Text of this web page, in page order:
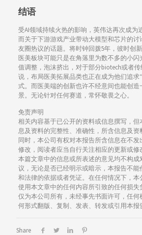
结语
受AI领域持续火热的影响，英伟达再次成为
而关于下游游戏产业带动大模型和芯片的讨
友圈热议的话题。将时钟回拨5年，彼时创
医美板块可能只是在角落里为数不多的小
值调整，泡沫挤出，对于部分biotech或者
说，布局医美拓展品类也正在成为他们追求
式。而医美端的创新也许不经意间也能创造
景。无论针对任何赛道，常怀敬畏之心。
免责声明
相关内容基于已公开的资料或信息撰写，
息及资料的完整性、准确性，所含信息及资
同时，本公司有权对本报告所含信息在不发
修改，阅读者应当自行关注相应的更新或修
本篇文章中的信息或所表述的意见均不构成
议，无论是否已经明示或暗示，本报告不能
和法律的依据或者凭证。在任何情况下，本
使用本文章中的任何内容所引致的任何损失
仅为本公司所有，未经事先书面许可，任
何形式翻版、复制、发表、转发或引用本报
Share